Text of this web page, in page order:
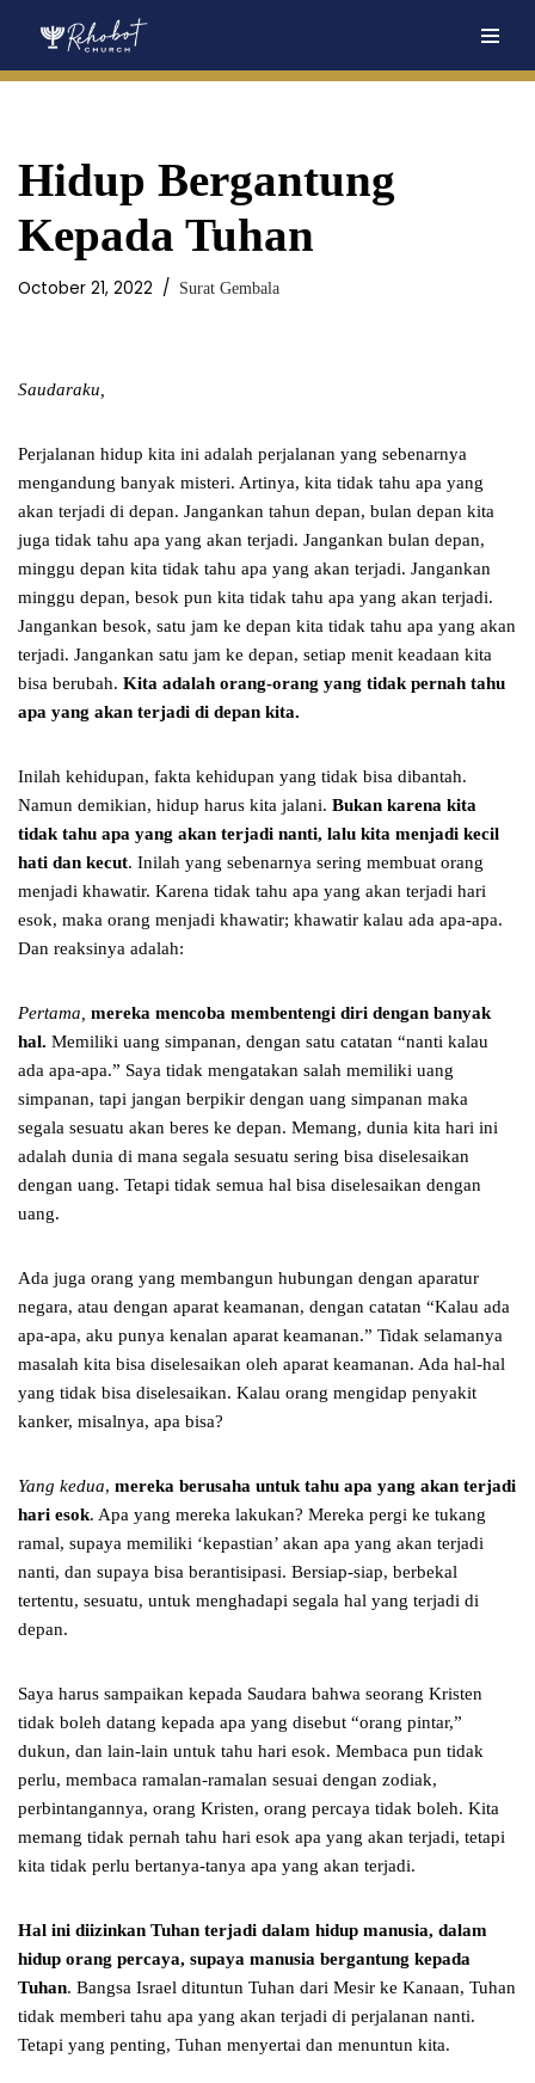
Hidup Bergantung
Kepada Tuhan
October 21, 2022 Surat Gembala
Saudaraku,
Perjalanan hidup kita ini adalah perjalanan yang sebenarnya
mengandung banyak misteri. Artinya, kita tidak tahu apa yang
akan terjadi di depan. Jangankan tahun depan, bulan depan kita
juga tidak tahu apa yang akan terjadi. Jangankan bulan depan,
minggu depan kita tidak tahu apa yang akan terjadi. Jangankan
minggu depan, besok pun kita tidak tahu apa yang akan terjadi.
Jangankan besok, satu jam ke depan kita tidak tahu apa yang akan
terjadi. Jangankan satu jam ke depan, setiap menit keadaan kita
bisa berubah. Kita adalah orang-orang yang tidak pernah tahu
apa yang akan terjadi di depan kita.
Inilah kehidupan, fakta kehidupan yang tidak bisa dibantah.
Namun demikian, hidup harus kita jalani. Bukan karena kita
tidak tahu apa yang akan terjadi nanti, lalu kita menjadi kecil
hati dan kecut. Inilah yang sebenarnya sering membuat orang
menjadi khawatir. Karena tidak tahu apa yang akan terjadi hari
esok, maka orang menjadi khawatir; khawatir kalau ada apa-apa.
Dan reaksinya adalah:
Pertama, mereka mencoba membentengi diri dengan banyak
hal. Memiliki uang simpanan, dengan satu catatan “nanti kalau
ada apa-apa.” Saya tidak mengatakan salah memiliki uang
simpanan, tapi jangan berpikir dengan uang simpanan maka
segala sesuatu akan beres ke depan. Memang, dunia kita hari ini
adalah dunia di mana segala sesuatu sering bisa diselesaikan
dengan uang. Tetapi tidak semua hal bisa diselesaikan dengan
uang.
Ada juga orang yang membangun hubungan dengan aparatur
negara, atau dengan aparat keamanan, dengan catatan “Kalau ada
apa-apa, aku punya kenalan aparat keamanan.” Tidak selamanya
masalah kita bisa diselesaikan oleh aparat keamanan. Ada hal-hal
yang tidak bisa diselesaikan. Kalau orang mengidap penyakit
kanker, misalnya, apa bisa?
Yang kedua, mereka berusaha untuk tahu apa yang akan terjadi
hari esok. Apa yang mereka lakukan? Mereka pergi ke tukang
ramal, supaya memiliki ‘kepastian’ akan apa yang akan terjadi
nanti, dan supaya bisa berantisipasi. Bersiap-siap, berbekal
tertentu, sesuatu, untuk menghadapi segala hal yang terjadi di
depan.
Saya harus sampaikan kepada Saudara bahwa seorang Kristen
tidak boleh datang kepada apa yang disebut “orang pintar,”
dukun, dan lain-lain untuk tahu hari esok. Membaca pun tidak
perlu, membaca ramalan-ramalan sesuai dengan zodiak,
perbintangannya, orang Kristen, orang percaya tidak boleh. Kita
memang tidak pernah tahu hari esok apa yang akan terjadi, tetapi
kita tidak perlu bertanya-tanya apa yang akan terjadi.
Hal ini diizinkan Tuhan terjadi dalam hidup manusia, dalam
hidup orang percaya, supaya manusia bergantung kepada
Tuhan. Bangsa Israel dituntun Tuhan dari Mesir ke Kanaan, Tuhan
tidak memberi tahu apa yang akan terjadi di perjalanan nanti.
Tetapi yang penting, Tuhan menyertai dan menuntun kita.